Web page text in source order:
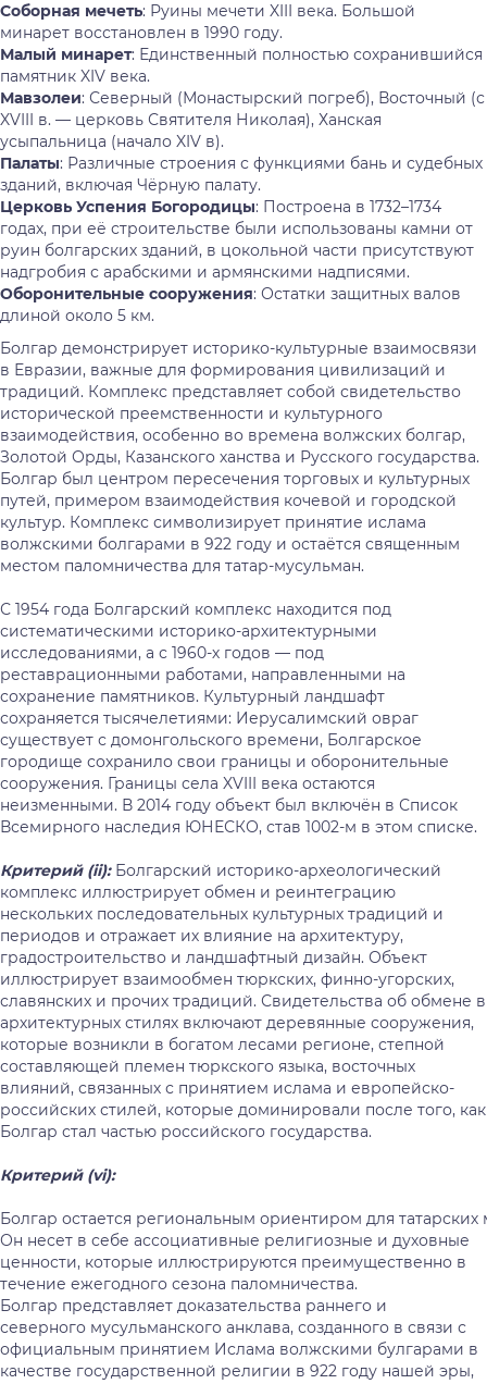
Соборная мечеть: Руины мечети XIII века. Большой
минарет восстановлен в 1990 году.
Малый минарет: Единственный полностью сохранившийся
памятник XIV века.
Мавзолеи: Северный (Монастырский погреб), Восточный (с
XVIII в. — церковь Святителя Николая), Ханская
усыпальница (начало XIV в).
Палаты: Различные строения с функциями бань и судебных
зданий, включая Чёрную палату.
Церковь Успения Богородицы: Построена в 1732–1734
годах, при её строительстве были использованы камни от
руин болгарских зданий, в цокольной части присутствуют
надгробия с арабскими и армянскими надписями.
Оборонительные сооружения: Остатки защитных валов
длиной около 5 км.
Болгар демонстрирует историко-культурные взаимосвязи
в Евразии, важные для формирования цивилизаций и
традиций. Комплекс представляет собой свидетельство
исторической преемственности и культурного
взаимодействия, особенно во времена волжских болгар,
Золотой Орды, Казанского ханства и Русского государства.
Болгар был центром пересечения торговых и культурных
путей, примером взаимодействия кочевой и городской
культур. Комплекс символизирует принятие ислама
волжскими болгарами в 922 году и остаётся священным
местом паломничества для татар-мусульман.
С 1954 года Болгарский комплекс находится под
систематическими историко-архитектурными
исследованиями, а с 1960-х годов — под
реставрационными работами, направленными на
сохранение памятников. Культурный ландшафт
сохраняется тысячелетиями: Иерусалимский овраг
существует с домонгольского времени, Болгарское
городище сохранило свои границы и оборонительные
сооружения. Границы села XVIII века остаются
неизменными. В 2014 году объект был включён в Список
Всемирного наследия ЮНЕСКО, став 1002-м в этом списке.
Критерий (ii):Болгарский историко-археологический
комплекс иллюстрирует обмен и реинтеграцию
нескольких последовательных культурных традиций и
периодов и отражает их влияние на архитектуру,
градостроительство и ландшафтный дизайн. Объект
иллюстрирует взаимообмен тюркских, финно-угорских,
славянских и прочих традиций. Свидетельства об обмене в
архитектурных стилях включают деревянные сооружения,
которые возникли в богатом лесами регионе, степной
составляющей племен тюркского языка, восточных
влияний, связанных с принятием ислама и европейско-
российских стилей, которые доминировали после того, как
Болгар стал частью российского государства.
Критерий (vi):
Болгар остается региональным ориентиром для
Он несет в себе ассоциативные религиозные и духовные
ценности, которые иллюстрируются преимущественно в
течение ежегодного сезона паломничества.
Болгар представляет доказательства раннего и
северного мусульманского анклава, созданного в связи с
официальным принятием Ислама волжскими булгарами в
качестве государственной религии в 922 году нашей эры,